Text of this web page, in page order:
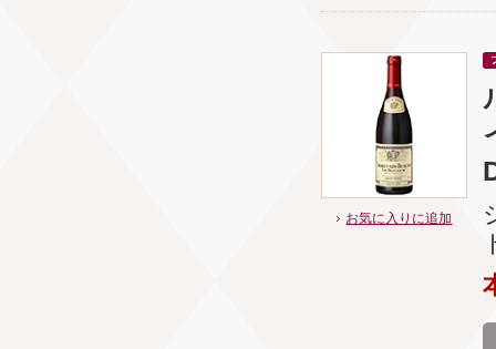
お気に入りに追加